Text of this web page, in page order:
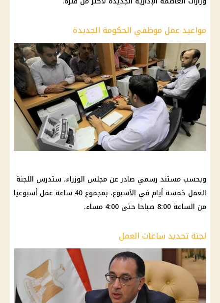
مواعيد عمل موظفي الحكومة الجديدة
وبحسب مستند رسمي صادر عن مجلس الوزراء، ستدرس اللجنة
العمل خمسة أيام في الأسبوع، بمجموع 40 ساعة عمل أسبوعيا
من الساعة 8:00 صباحا حتى 4:00 مساء.
لجنة تحديد ساعات العمل